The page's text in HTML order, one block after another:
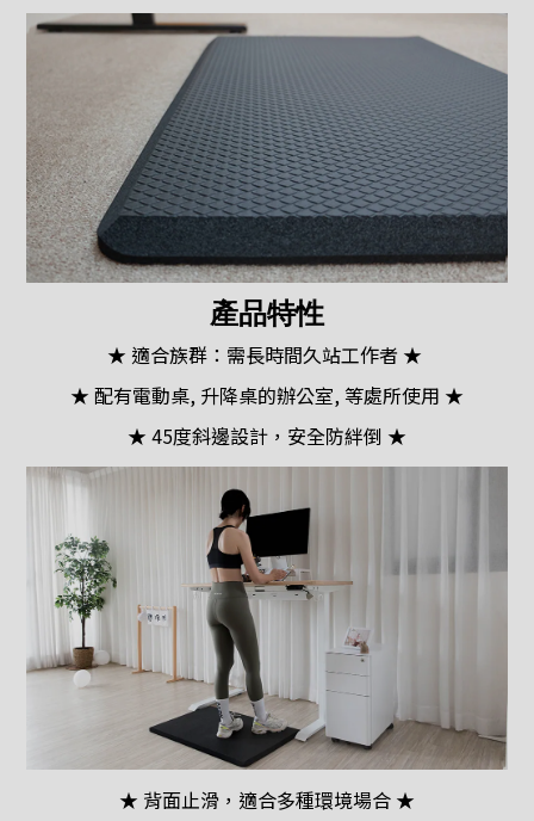
產品特性
★ 適合族群：需長時間久站工作者 ★
★ 配有電動桌, 升降桌的辦公室, 等處所使用 ★
★ 45度斜邊設計，安全防絆倒 ★
★ 背面止滑，適合多種環境場合 ★